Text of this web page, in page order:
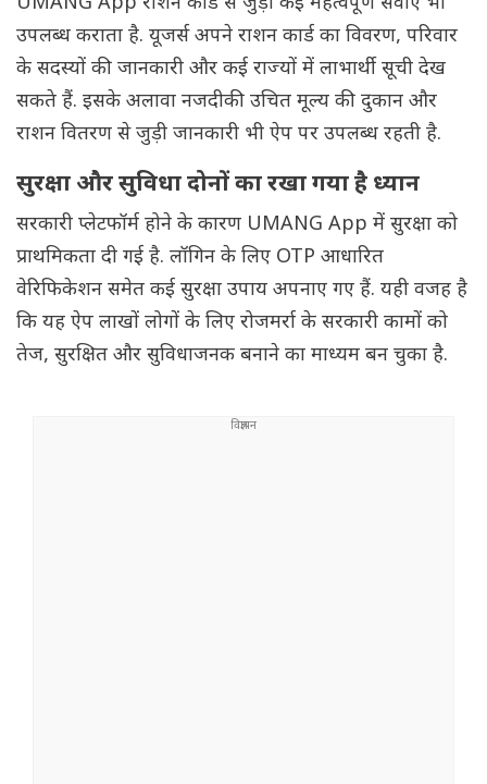
उपलब्ध कराता है. यूजर्स अपने राशन कार्ड का विवरण, परिवार
के सदस्यों की जानकारी और कई राज्यों में लाभार्थी सूची देख
सकते हैं. इसके अलावा नजदीकी उचित मूल्य की दुकान और
राशन वितरण से जुड़ी जानकारी भी ऐप पर उपलब्ध रहती है.
सुरक्षा और सुविधा दोनों का रखा गया है ध्यान
सरकारी प्लेटफॉर्म होने के कारण UMANG App में सुरक्षा को
प्राथमिकता दी गई है. लॉगिन के लिए OTP आधारित
वेरिफिकेशन समेत कई सुरक्षा उपाय अपनाए गए हैं. यही वजह है
कि यह ऐप लाखों लोगों के लिए रोजमर्रा के सरकारी कामों को
तेज, सुरक्षित और सुविधाजनक बनाने का माध्यम बन चुका है.